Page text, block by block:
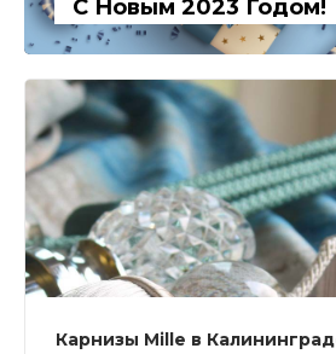
С Новым 2023 Годом!
Карнизы Mille в